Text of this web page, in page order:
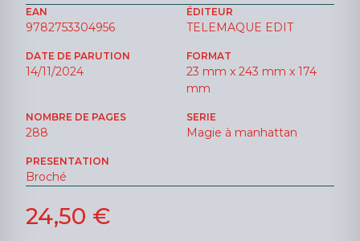
EAN
9782753304956
ÉDITEUR
TELEMAQUE EDIT
DATE DE PARUTION
14/11/2024
FORMAT
23 mm x 243 mm x 174
mm
NOMBRE DE PAGES
288
SERIE
Magie à manhattan
PRESENTATION
Broché
24,50 €